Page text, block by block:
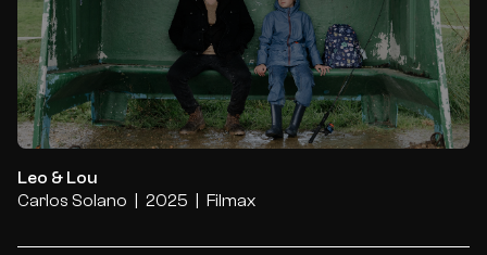
Leo & Lou
Leo & Lou
Carlos Solano
2025 Filmax